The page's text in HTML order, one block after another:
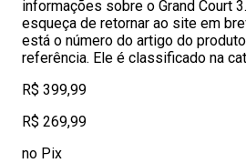
informações sobre o Grand Court
esqueça de retornar ao site em
está o número do artigo do
referência. Ele é classificado na
R$ 399,99
R$ 269,99
no Pix